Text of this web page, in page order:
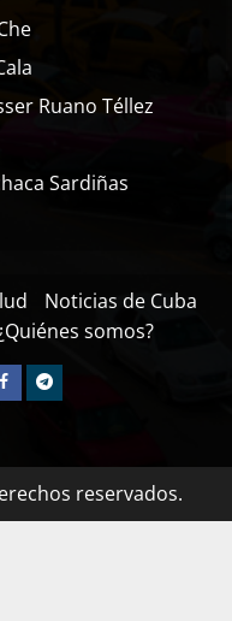
Ruano Téllez
Sardiñas
Noticias de Cuba
somos?
reservados.